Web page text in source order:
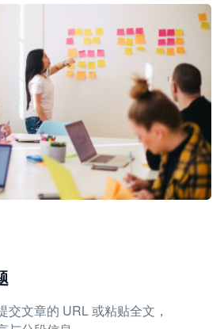
交文章的 URL 或粘贴全文，